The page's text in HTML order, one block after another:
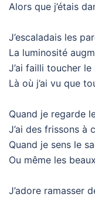
Alors que j’étais
J’escaladais les
La luminosité
J’ai failli toucher le
Là où j’ai vu que
Quand je regarde
J’ai des frissons à
Quand je sens le
Ou même les
J’adore ramasser